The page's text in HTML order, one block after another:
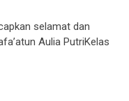
selamat dan
Aulia PutriKelas